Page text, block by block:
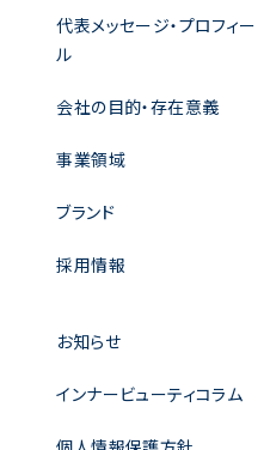
代表メッセージ・プロフィー
ル
会社の目的・存在意義
事業領域
ブランド
採用情報
お知らせ
インナービューティコラム